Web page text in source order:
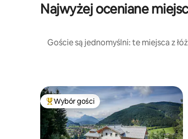
Najwyżej oceniane
Goście są jednomyślni: te miejsca z
Najpopularniejsze z kategorii Wybór gości
Wybór gości